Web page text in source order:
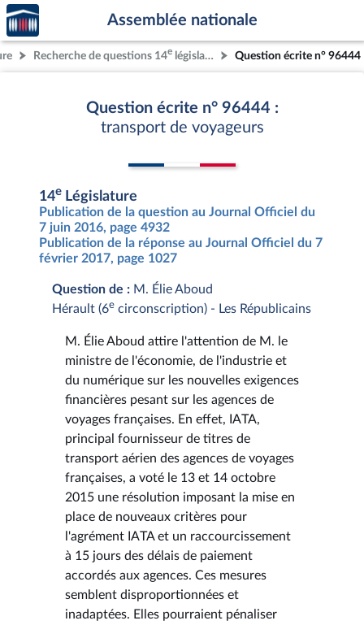
Aller au contenu
Aller en bas de la page
Accèder
à la
page
d'accueil
Assemblée nationale
Recherche de questions 14e législature Question écrite n° 96444
Question écrite n° 96444 :
transport de voyageurs
14e Législature
Publication de la question au Journal Officiel du
7 juin 2016, page 4932
Publication de la réponse au Journal Officiel du 7
février 2017, page 1027
Question de : M. Élie Aboud
Hérault (6e circonscription) - Les Républicains
M. Élie Aboud attire l'attention de M. le
ministre de l'économie, de l'industrie et
du numérique sur les nouvelles exigences
financières pesant sur les agences de
voyages françaises. En effet, IATA,
principal fournisseur de titres de
transport aérien des agences de voyages
françaises, a voté le 13 et 14 octobre
2015 une résolution imposant la mise en
place de nouveaux critères pour
l'agrément IATA et un raccourcissement
à 15 jours des délais de paiement
accordés aux agences. Ces mesures
semblent disproportionnées et
inadaptées. Elles pourraient pénaliser